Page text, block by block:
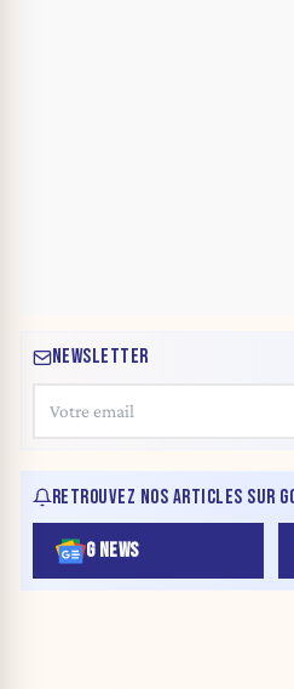
NEWSLETTER
RETROUVEZ NOS ARTICLES SUR
G NEWS